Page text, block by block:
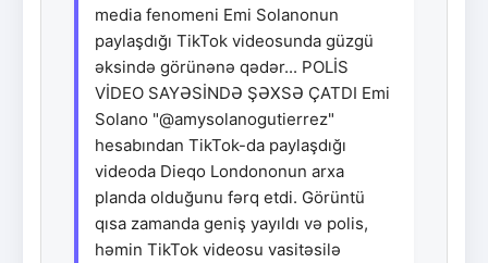
media fenomeni Emi Solanonun
paylaşdığı TikTok videosunda güzgü
əksində görünənə qədər... POLİS
VİDEO SAYƏSİNDƏ ŞƏXSƏ ÇATDI Emi
Solano "@amysolanogutierrez"
hesabından TikTok-da paylaşdığı
videoda Dieqo Londononun arxa
planda olduğunu fərq etdi. Görüntü
qısa zamanda geniş yayıldı və polis,
həmin TikTok videosu vasitəsilə